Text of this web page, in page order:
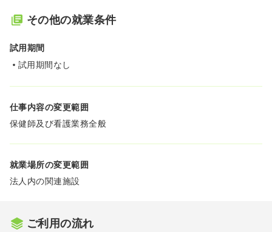
その他の就業条件
試用期間
試用期間なし
仕事内容の変更範囲
保健師及び看護業務全般
就業場所の変更範囲
法人内の関連施設
ご利用の流れ